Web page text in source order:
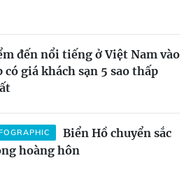
đến nổi tiếng ở Việt Nam vào
có giá khách sạn 5 sao thấp
Biển Hồ chuyển sắc
hoàng hôn